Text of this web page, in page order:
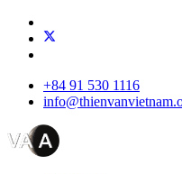
+84 91 530 1116